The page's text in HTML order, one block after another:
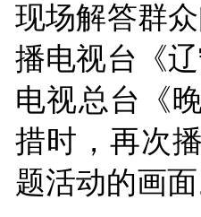
现场解答群
播电视台《
电视总台《
措时，再次
题活动的画